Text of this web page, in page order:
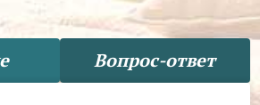
Вопрос-ответ